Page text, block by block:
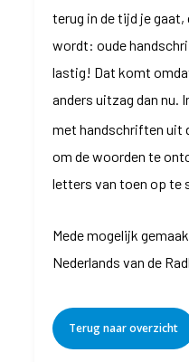
terug in de tijd je
wordt: oude
lastig! Dat komt
anders uitzag dan nu.
met handschriften uit
om de woorden te
letters van toen op te
Mede mogelijk
Nederlands van de
Terug naar overzicht